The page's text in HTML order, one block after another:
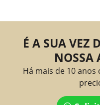
É A SUA VEZ
NOSSA
Há mais de 10